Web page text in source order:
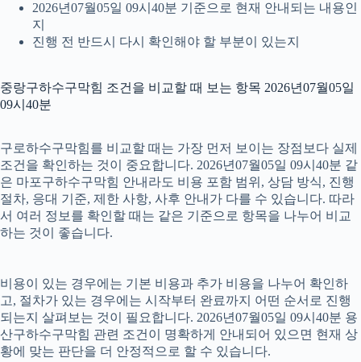
2026년07월05일 09시40분 기준으로 현재 안내되는 내용인
지
진행 전 반드시 다시 확인해야 할 부분이 있는지
중랑구하수구막힘 조건을 비교할 때 보는 항목 2026년07월05일
09시40분
구로하수구막힘를 비교할 때는 가장 먼저 보이는 장점보다 실제
조건을 확인하는 것이 중요합니다. 2026년07월05일 09시40분 같
은 마포구하수구막힘 안내라도 비용 포함 범위, 상담 방식, 진행
절차, 응대 기준, 제한 사항, 사후 안내가 다를 수 있습니다. 따라
서 여러 정보를 확인할 때는 같은 기준으로 항목을 나누어 비교
하는 것이 좋습니다.
비용이 있는 경우에는 기본 비용과 추가 비용을 나누어 확인하
고, 절차가 있는 경우에는 시작부터 완료까지 어떤 순서로 진행
되는지 살펴보는 것이 필요합니다. 2026년07월05일 09시40분 용
산구하수구막힘 관련 조건이 명확하게 안내되어 있으면 현재 상
황에 맞는 판단을 더 안정적으로 할 수 있습니다.